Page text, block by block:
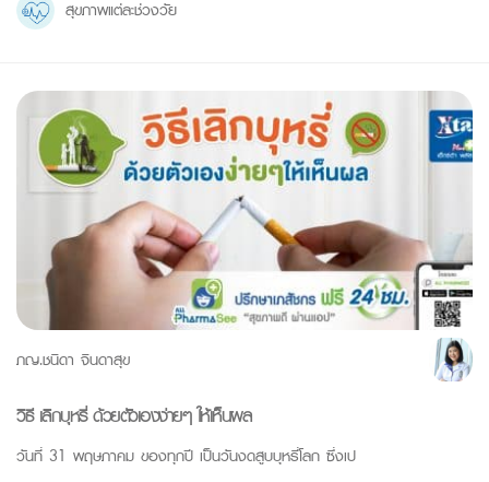
สุขภาพแต่ละช่วงวัย
ภญ.ชนิดา จินดาสุข
วิธี เลิกบุหรี่ ด้วยตัวเองง่ายๆ ให้เห็นผล
วันที่ 31 พฤษภาคม ของทุกปี เป็นวันงดสูบบุหรี่โลก ซึ่งเป